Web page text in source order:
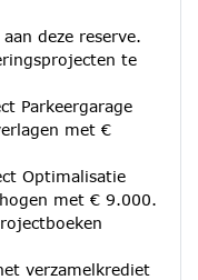
deze reserve.
te
Parkeergarage
met €
Optimalisatie
met € 9.000.
verzamelkrediet